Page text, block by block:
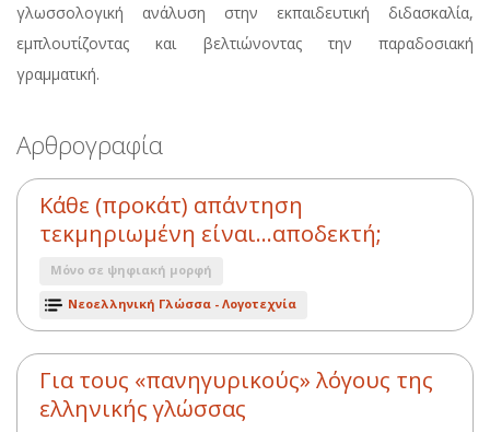
γλωσσολογική ανάλυση στην εκπαιδευτική διδασκαλία,
εμπλουτίζοντας και βελτιώνοντας την παραδοσιακή
γραμματική.
Αρθρογραφία
Κάθε (προκάτ) απάντηση
τεκμηριωμένη είναι…αποδεκτή;
Μόνο σε ψηφιακή μορφή
Νεοελληνική Γλώσσα - Λογοτεχνία
Για τους «πανηγυρικούς» λόγους της
ελληνικής γλώσσας